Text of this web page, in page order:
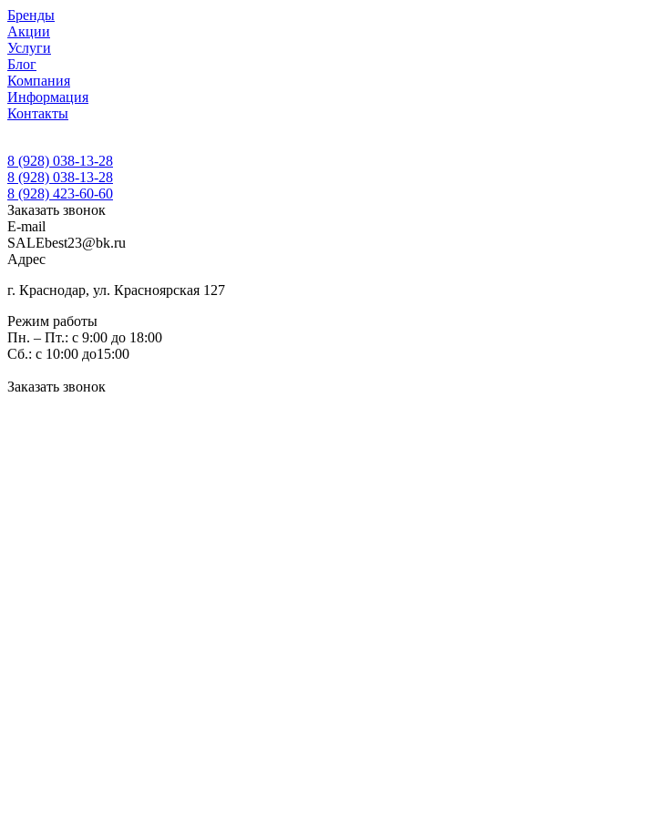
Бренды
Акции
Услуги
Блог
Компания
Информация
Контакты
8 (928) 038-13-28
8 (928) 038-13-28
8 (928) 423-60-60
Заказать звонок
E-mail
SALEbest23@bk.ru
Адрес
г. Краснодар, ул. Красноярская 127
Режим работы
Пн. – Пт.: с 9:00 до 18:00
Сб.: с 10:00 до15:00
Заказать звонок